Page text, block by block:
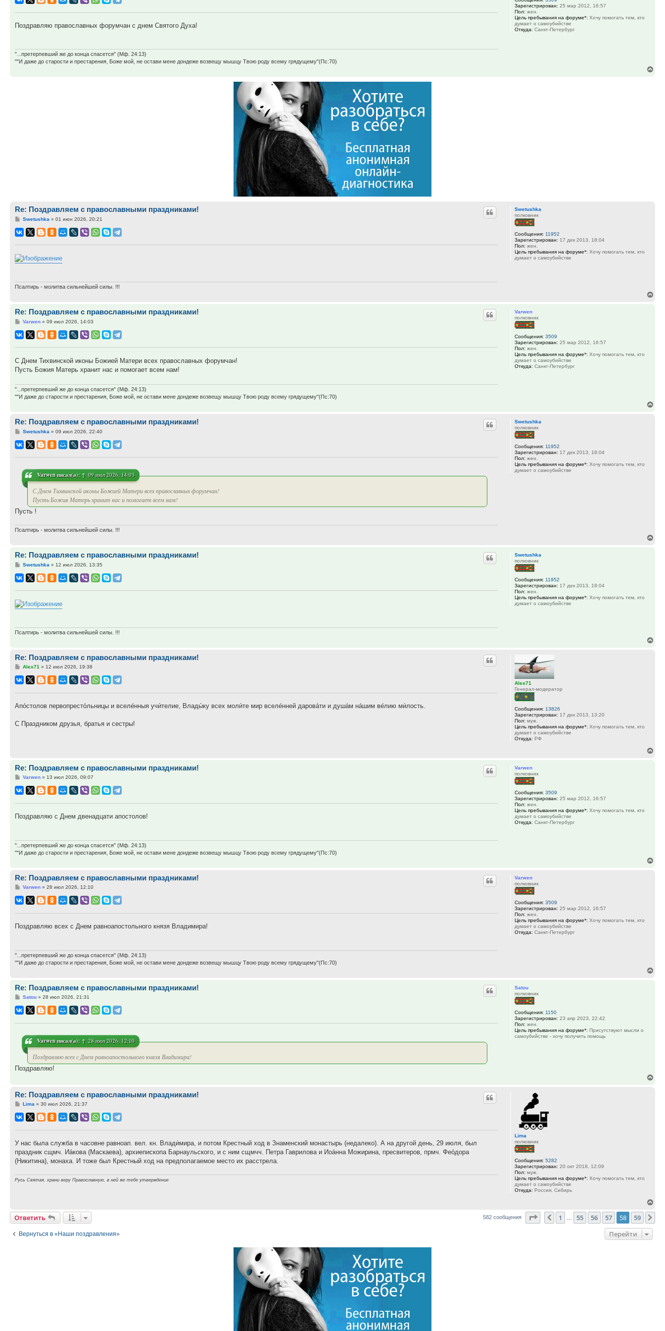
Зарегистрирован: 25 мар 2012, 16:57
Пол: жен.
Цель пребывания на форуме*: Хочу помогать тем, кто
думает о самоубийстве
Откуда: Санкт-Петербург
Поздравляю православных форумчан с днем Святого Духа!
"...претерпевший же до конца спасется" (Мф. 24:13)
""И даже до старости и престарения, Боже мой, не остави мене дондеже возвещу мышцу Твою роду всему грядущему"(Пс:70)
Swetushka
полковник
Сообщения: 11952
Зарегистрирован: 17 дек 2013, 18:04
Пол: жен.
Цель пребывания на форуме*: Хочу помогать тем, кто
думает о самоубийстве
Re: Поздравляем с православными праздниками!
Сообщение
Swetushka » 01 июн 2026, 20:21
Псалтирь - молитва сильнейшей силы. !!!
Varwen
полковник
Сообщения: 3509
Зарегистрирован: 25 мар 2012, 16:57
Пол: жен.
Цель пребывания на форуме*: Хочу помогать тем, кто
думает о самоубийстве
Откуда: Санкт-Петербург
Re: Поздравляем с православными праздниками!
Сообщение
Varwen» 09 июл 2026, 14:03
С Днем Тихвинской иконы Божией Матери всех православных форумчан!
Пусть Божия Матерь хранит нас и помогает всем нам!
"...претерпевший же до конца спасется" (Мф. 24:13)
""И даже до старости и престарения, Боже мой, не остави мене дондеже возвещу мышцу Твою роду всему грядущему"(Пс:70)
Swetushka
полковник
Сообщения: 11952
Зарегистрирован: 17 дек 2013, 18:04
Пол: жен.
Цель пребывания на форуме*: Хочу помогать тем, кто
думает о самоубийстве
Re: Поздравляем с православными праздниками!
Сообщение
Swetushka » 09 июл 2026, 22:40
Varwenписал(а): ↑ 09 июл 2026, 14:03
С Днем Тихвинской иконы Божией Матери всех православных форумчан!
Пусть Божия Матерь хранит нас и помогает всем нам!
Пусть !
Псалтирь - молитва сильнейшей силы. !!!
Swetushka
полковник
Сообщения: 11952
Зарегистрирован: 17 дек 2013, 18:04
Пол: жен.
Цель пребывания на форуме*: Хочу помогать тем, кто
думает о самоубийстве
Re: Поздравляем с православными праздниками!
Сообщение
Swetushka » 12 июл 2026, 13:35
Псалтирь - молитва сильнейшей силы. !!!
Alex71
Генерал-модератор
Сообщения: 13826
Зарегистрирован: 17 дек 2013, 13:20
Пол: муж.
Цель пребывания на форуме*: Хочу помогать тем, кто
думает о самоубийстве
Откуда: РФ
Re: Поздравляем с православными праздниками!
Сообщение
Alex71» 12 июл 2026, 19:38
Апо́столов первопресто́льницы и вселе́нныя учи́телие, Влады́ку всех моли́те мир вселе́нней дарова́ти и душа́м на́шим ве́лию ми́лость.
С Праздником друзья, братья и сестры!
Varwen
полковник
Сообщения: 3509
Зарегистрирован: 25 мар 2012, 16:57
Пол: жен.
Цель пребывания на форуме*: Хочу помогать тем, кто
думает о самоубийстве
Откуда: Санкт-Петербург
Re: Поздравляем с православными праздниками!
Сообщение
Varwen» 13 июл 2026, 09:07
Поздравляю с Днем двенадцати апостолов!
"...претерпевший же до конца спасется" (Мф. 24:13)
""И даже до старости и престарения, Боже мой, не остави мене дондеже возвещу мышцу Твою роду всему грядущему"(Пс:70)
Varwen
полковник
Сообщения: 3509
Зарегистрирован: 25 мар 2012, 16:57
Пол: жен.
Цель пребывания на форуме*: Хочу помогать тем, кто
думает о самоубийстве
Откуда: Санкт-Петербург
Re: Поздравляем с православными праздниками!
Сообщение
Varwen» 28 июл 2026, 12:10
Поздравляю всех с Днем равноапостольного князя Владимира!
"...претерпевший же до конца спасется" (Мф. 24:13)
""И даже до старости и престарения, Боже мой, не остави мене дондеже возвещу мышцу Твою роду всему грядущему"(Пс:70)
Satou
полковник
Сообщения: 1150
Зарегистрирован: 23 апр 2023, 22:42
Пол: жен.
Цель пребывания на форуме*: Присутствуют мысли о
самоубийстве - хочу получить помощь
Re: Поздравляем с православными праздниками!
Сообщение
Satou» 28 июл 2026, 21:31
Varwenписал(а): ↑ 28 июл 2026, 12:10
Поздравляю всех с Днем равноапостольного князя Владимира!
Поздравляю!
Lima
полковник
Сообщения: 5282
Зарегистрирован: 20 окт 2018, 12:09
Пол: муж.
Цель пребывания на форуме*: Хочу помогать тем, кто
думает о самоубийстве
Откуда: Россия, Сибирь
Re: Поздравляем с православными праздниками!
Сообщение
Lima» 30 июл 2026, 21:37
У нас была служба в часовне равноап. вел. кн. Влади́мира, и потом Крестный ход в Знаменский монастырь (недалеко). А на другой день, 29 июля, был
праздник сщмч. Иа́кова (Маскаева), архиепископа Барнаульского, и с ним сщмчч. Петра Гаврилова и Иоа́нна Можирина, пресвитеров, прмч. Фео́дора
(Никитина), монаха. И тоже был Крестный ход на предполагаемое место их расстрела.
Русь Святая, храни веру Православную, в ней же тебе утверждение
к
Ответить 582 сообщения Страница 58из 59
Пред.
1 55 56 57 58 59
Вернуться в «Наши поздравления» Перейти